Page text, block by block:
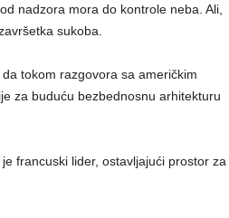
nadzora mora do kontrole neba. Ali,
sukoba.
tokom razgovora sa američkim
za buduću bezbednosnu arhitekturu
francuski lider, ostavljajući prostor za